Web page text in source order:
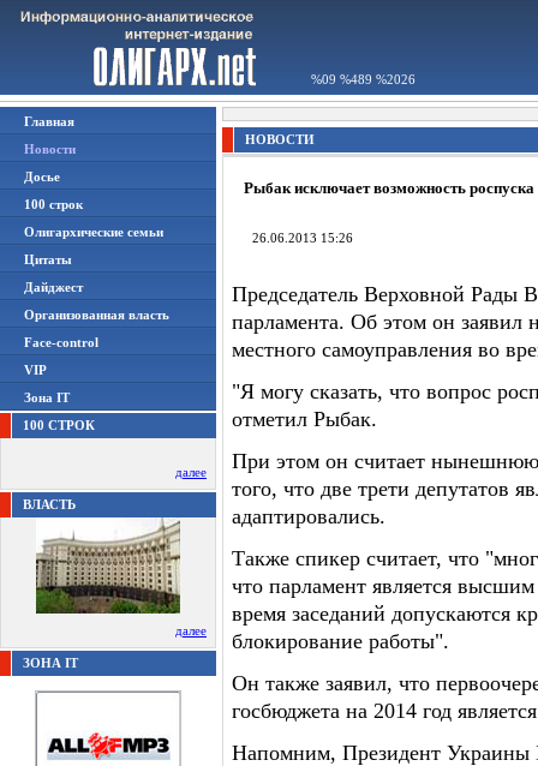
%09 %489 %2026
Главная
Новости
Досье
100 строк
Олигархические семьи
Цитаты
Дайджест
Организованная власть
Face-control
VIP
Зона IT
100 СТРОК
далее
ВЛАСТЬ
далее
ЗОНА IT
НОВОСТИ
Рыбак исключает возможность
26.06.2013 15:26
Председатель Верховной Рады
парламента. Об этом он заявил
местного самоуправления во
"Я могу сказать, что вопрос
отметил Рыбак.
При этом он считает нынешнюю
того, что две трети депутатов
адаптировались.
Также спикер считает, что
что парламент является
время заседаний допускаются
блокирование работы".
Он также заявил, что
госбюджета на 2014 год
Напомним, Президент Украины